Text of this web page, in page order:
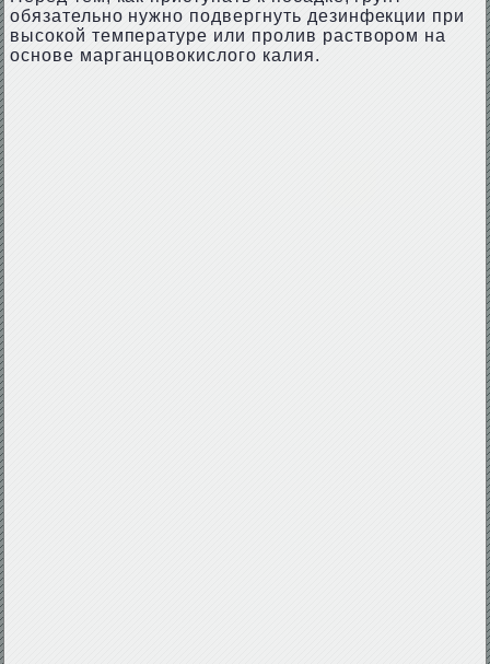
обязательно нужно подвергнуть дезинфекции при
высокой температуре или пролив раствором на
основе марганцовокислого калия.